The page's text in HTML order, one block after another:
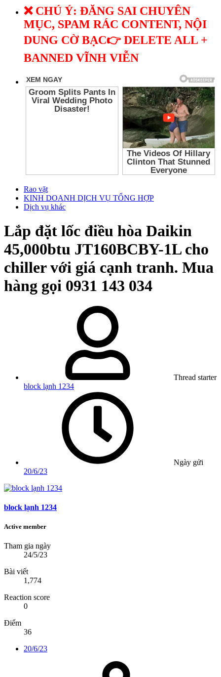
❌ CHÚ Ý: ĐĂNG SAI CHUYÊN
MỤC, SPAM RÁC CONTENT, NỘI
DUNG CỜ BẠC👉 DELETE ALL +
BANNED VĨNH VIỄN
Rao vặt
KINH DOANH DỊCH VỤ TỔNG HỢP
Dịch vụ khác
Lắp đặt lốc điều hòa Daikin
45,000btu JT160BCBY-1L cho
chiller với giá cạnh tranh. Mua
hàng gọi 0931 143 034
Thread starter
block lạnh 1234
Ngày gửi
20/6/23
block lạnh 1234
Active member
Tham gia ngày
24/5/23
Bài viết
1,774
Reaction score
0
Điểm
36
20/6/23